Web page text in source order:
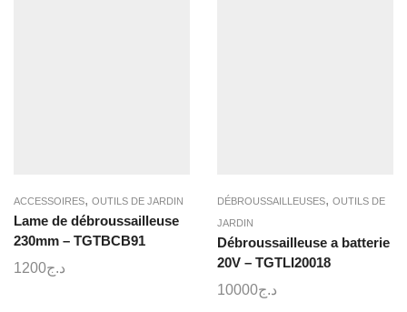
ACCESSOIRES, OUTILS DE JARDIN
Lame de débroussailleuse
230mm – TGTBCB91
د.ج1200
DÉBROUSSAILLEUSES, OUTILS DE
JARDIN
Débroussailleuse a batterie
20V – TGTLI20018
د.ج10000